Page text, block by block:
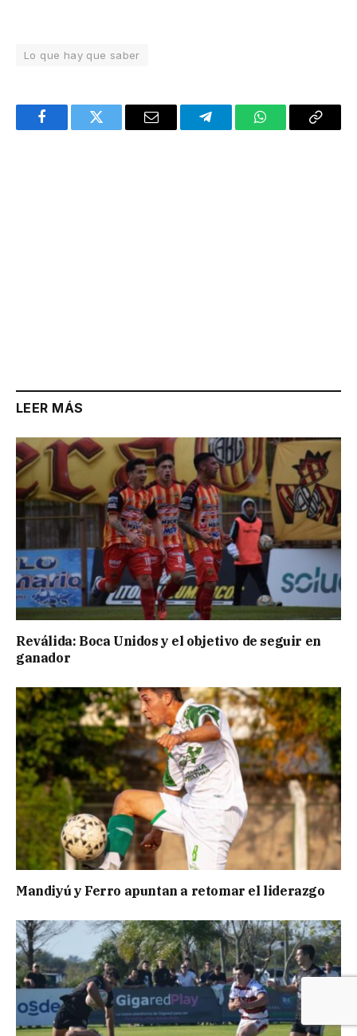
Lo que hay que saber
FacebookTwitter Email TelegramWhatsAppCopy
LEER MÁS
Reválida: Boca Unidos y el objetivo de seguir en
ganador
Mandiyú y Ferro apuntan a retomar el liderazgo